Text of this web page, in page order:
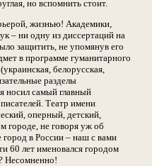
но вспомнить стоит.
жизнью! Академики,
– ни одну из диссертаций на
защитить, не упомянув его
в программе гуманитарного
белорусская,
разделы
носил самый главный
Театр имени
оперный, детский,
городе, не говоря уж об
в России – наш с вами
60 лет именовался городом
Несомненно!